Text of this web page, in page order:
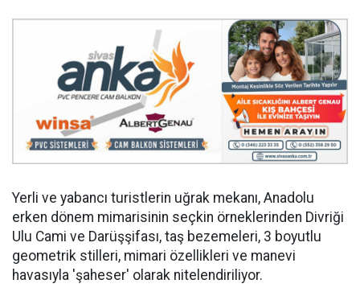
Yerli ve yabancı turistlerin uğrak mekanı, Anadolu
erken dönem mimarisinin seçkin örneklerinden Divriği
Ulu Cami ve Darüşşifası, taş bezemeleri, 3 boyutlu
geometrik stilleri, mimari özellikleri ve manevi
havasıyla 'şaheser' olarak nitelendiriliyor.